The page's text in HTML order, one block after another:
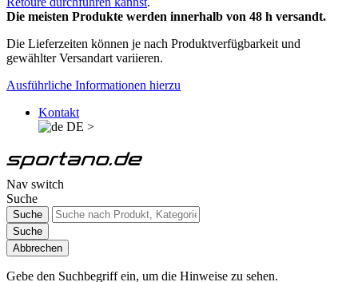
Die meisten Produkte werden innerhalb von 48 h versandt.
Die Lieferzeiten können je nach Produktverfügbarkeit und
gewählter Versandart variieren.
Ausführliche Informationen hierzu
Kontakt
DE >
Nav switch
Suche
Suche
Suche
Abbrechen
Gebe den Suchbegriff ein, um die Hinweise zu sehen.